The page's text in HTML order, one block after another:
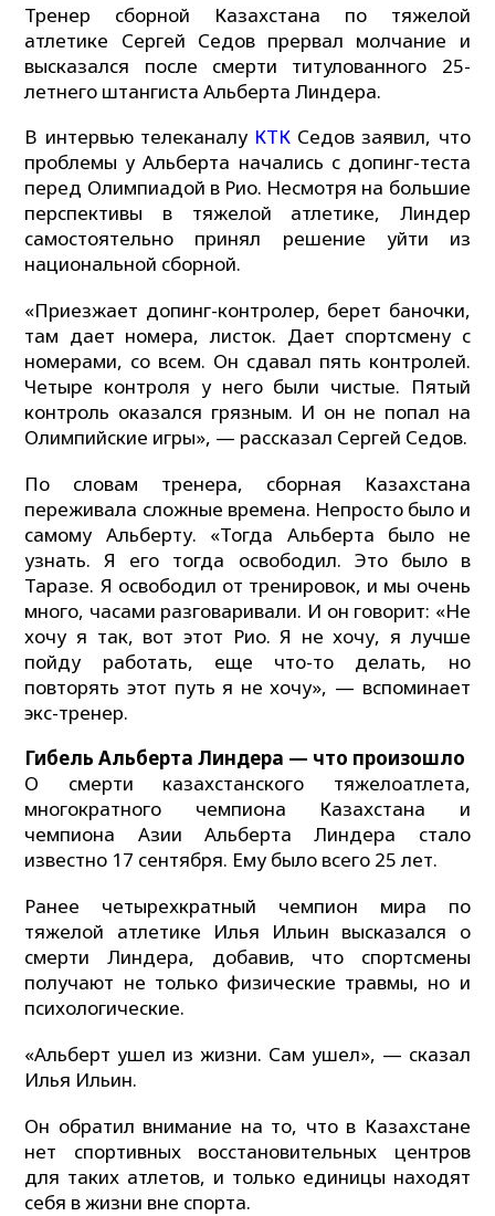
Тренер сборной Казахстана по тяжелой
атлетике Сергей Седов прервал молчание и
высказался после смерти титулованного 25-
летнего штангиста Альберта Линдера.
В интервью телеканалу КТК Седов заявил, что
проблемы у Альберта начались с допинг-теста
перед Олимпиадой в Рио. Несмотря на большие
перспективы в тяжелой атлетике, Линдер
самостоятельно принял решение уйти из
национальной сборной.
«Приезжает допинг-контролер, берет баночки,
там дает номера, листок. Дает спортсмену с
номерами, со всем. Он сдавал пять контролей.
Четыре контроля у него были чистые. Пятый
контроль оказался грязным. И он не попал на
Олимпийские игры», — рассказал Сергей Седов.
По словам тренера, сборная Казахстана
переживала сложные времена. Непросто было и
самому Альберту. «Тогда Альберта было не
узнать. Я его тогда освободил. Это было в
Таразе. Я освободил от тренировок, и мы очень
много, часами разговаривали. И он говорит: «Не
хочу я так, вот этот Рио. Я не хочу, я лучше
пойду работать, еще что-то делать, но
повторять этот путь я не хочу», — вспоминает
экс-тренер.
Гибель Альберта Линдера — что произошло
О смерти казахстанского тяжелоатлета,
многократного чемпиона Казахстана и
чемпиона Азии Альберта Линдера стало
известно 17 сентября. Ему было всего 25 лет.
Ранее четырехкратный чемпион мира по
тяжелой атлетике Илья Ильин высказался о
смерти Линдера, добавив, что спортсмены
получают не только физические травмы, но и
психологические.
«Альберт ушел из жизни. Сам ушел», — сказал
Илья Ильин.
Он обратил внимание на то, что в Казахстане
нет спортивных восстановительных центров
для таких атлетов, и только единицы находят
себя в жизни вне спорта.